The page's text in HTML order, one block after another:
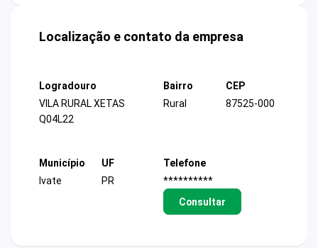
Localização e contato da empresa
Logradouro
VILA RURAL XETAS
Q04L22
Bairro
Rural
CEP
87525-000
Município
Ivate
UF
PR
Telefone
**********
Consultar